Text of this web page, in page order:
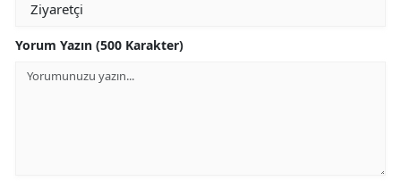
Yorum Yazın (500 Karakter)